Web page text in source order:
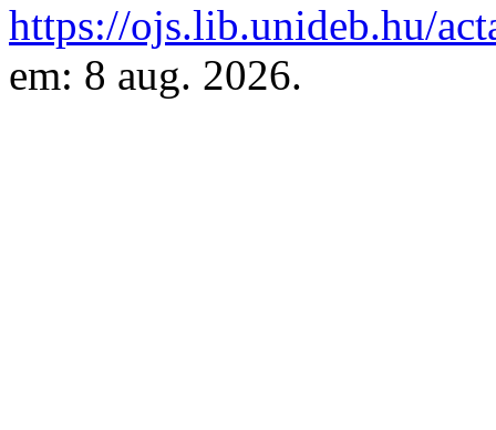
https://ojs.lib.unideb.hu/
em: 8 aug. 2026.